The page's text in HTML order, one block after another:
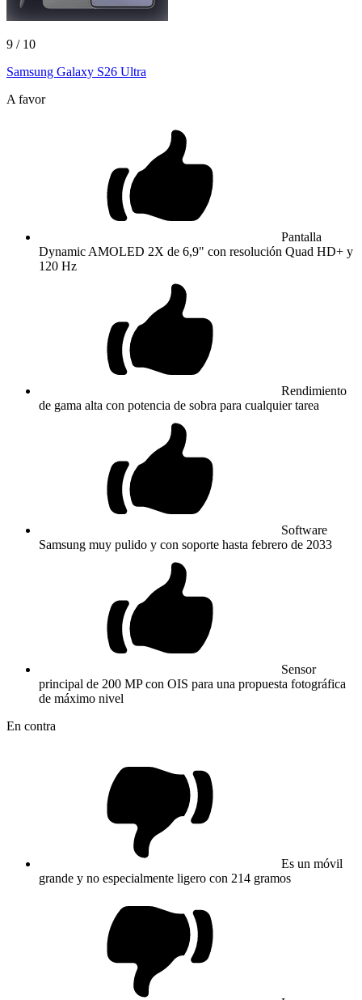
9 / 10
Samsung Galaxy S26 Ultra
A favor
Pantalla
Dynamic AMOLED 2X de 6,9" con resolución Quad HD+ y
120 Hz
Rendimiento
de gama alta con potencia de sobra para cualquier tarea
Software
Samsung muy pulido y con soporte hasta febrero de 2033
Sensor
principal de 200 MP con OIS para una propuesta fotográfica
de máximo nivel
En contra
Es un móvil
grande y no especialmente ligero con 214 gramos